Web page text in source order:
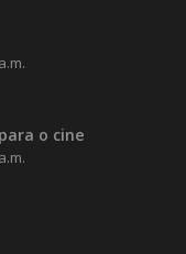
o cine